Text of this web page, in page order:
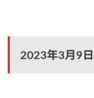
2023年3月9